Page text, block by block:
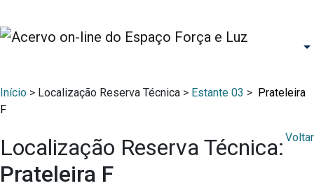
Início > Localização Reserva Técnica > Estante 03 > Prateleira
F
Localização Reserva Técnica:
Prateleira F
Voltar